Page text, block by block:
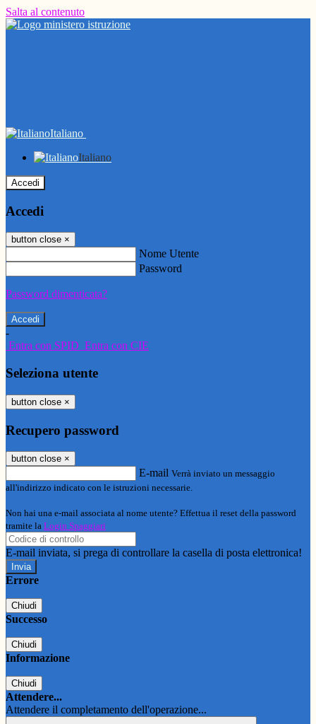
Salta al contenuto
Italiano
Italiano
Accedi
Accedi
button close ×
Nome Utente
Password
Password dimenticata?
-
Entra con SPID Entra con CIE
Seleziona utente
button close ×
Recupero password
button close ×
E-mail Verrà inviato un messaggio
all'indirizzo indicato con le istruzioni necessarie.
Non hai una e-mail associata al nome utente? Effettua il reset della password
tramite la Login Spaggiari
E-mail inviata, si prega di controllare la casella di posta elettronica!
Errore
Chiudi
Successo
Chiudi
Informazione
Chiudi
Attendere...
Attendere il completamento dell'operazione...